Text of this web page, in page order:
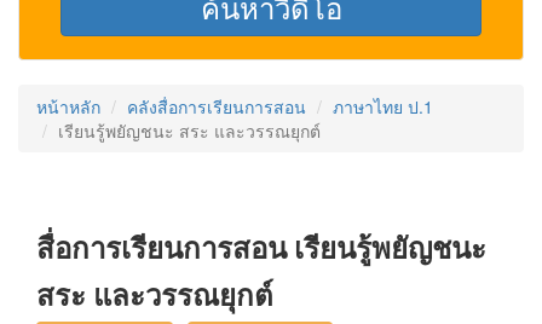
หน้าหลัก คลังสื่อการเรียนการสอน
ภาษาไทย ป.1
เรียนรู้พยัญชนะ สระ และวรรณยุกต์
สื่อการเรียนการสอน เรียนรู้พยัญชนะ
สระ และวรรณยุกต์